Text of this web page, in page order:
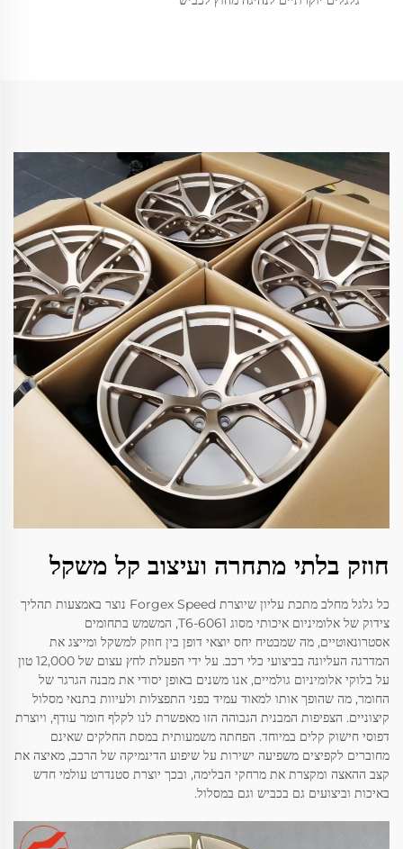
חוזק בלתי מתחרה ועיצוב קל משקל
כל גלגל מחלב מתכת עליון שיוצרת Forgex Speed נוצר באמצעות תהליך
צידוק של אלומיניום איכותי מסוג 6061-T6, המשמש בתחומים
אסטרונאוטיים, מה שמבטיח יחס יוצאי דופן בין חוזק למשקל ומייצג את
המדרגה העליונה בביצועי כלי רכב. על ידי הפעלת לחץ עצום של 12,000 טון
על בלוקי אלומיניום גולמיים, אנו משנים באופן יסודי את מבנה הגרגר של
החומר, מה שהופך אותו למאוד עמיד בפני התפצלות ולעיוות בתנאי מסלול
קיצוניים. הצפיפות המבנית הגבוהה הזו מאפשרת לנו לקלף חומר עודף, ויוצרת
דפוסי חישוק קלים במיוחד. הפחתה משמעותית במסת החלקים שאינם
מחוברים לקפיצים משפיעה ישירות על שיפוע הדינמיקה של הרכב, מאיצה את
קצב ההאצה ומקצרת את מרחקי הבלימה, ובכך יוצרת סטנדרט עולמי חדש
באיכות וביצועים גם בכביש וגם במסלול.